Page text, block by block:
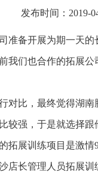
发布时间：2019-
备开展为期一天的
我们也合作的拓展
比，最终觉得湖南
较强，于是就选择跟
展训练项目是激情
店长管理人员拓展